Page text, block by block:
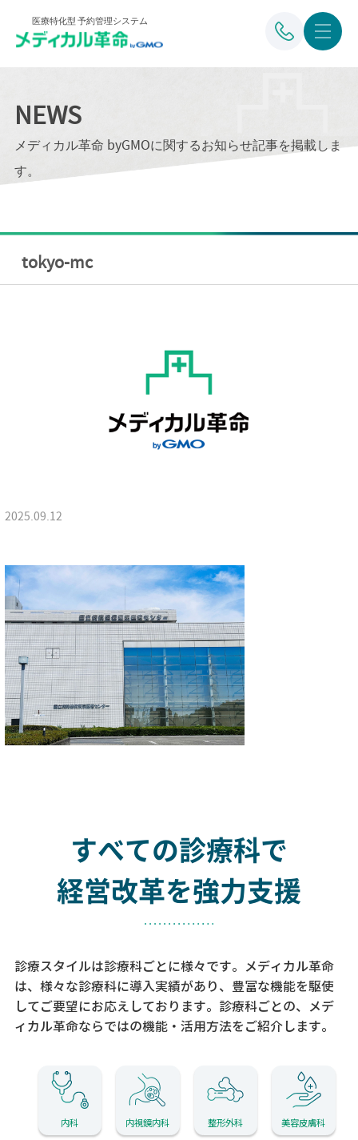
医療特化型 予約管理システム
NEWS
メディカル革命 byGMOに関するお知らせ記事を掲載しま
す。
tokyo-mc
2025.09.12
すべての診療科で
経営改革を強力支援
診療スタイルは診療科ごとに様々です。メディカル革命
は、様々な診療科に導入実績があり、 豊富な機能を駆使
してご要望にお応えしております。 診療科ごとの、メデ
ィカル革命ならではの機能・活用方法をご紹介します。
内科 内視鏡内科 整形外科 美容皮膚科